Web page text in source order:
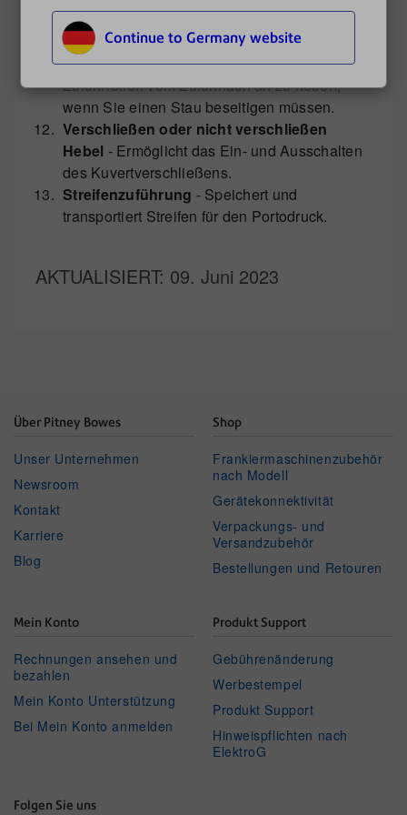
Continue to Germany website
die Befeuchterflasche und den Freigabehebel
der Zuführung. Sie können diesen
Entriegelungshebel verwenden, um die
Zuführrollen vom Zufuhrfach an zu heben,
wenn Sie einen Stau beseitigen müssen.
Verschließen oder nicht verschließen
Hebel - Ermöglicht das Ein- und Ausschalten
des Kuvertverschließens.
Streifenzuführung - Speichert und
transportiert Streifen für den Portodruck.
AKTUALISIERT: 09. Juni 2023
Über Pitney Bowes
Unser Unternehmen
Newsroom
Kontakt
Karriere
Blog
Shop
Frankiermaschinenzubehör
nach Modell
Gerätekonnektivität
Verpackungs- und
Versandzubehör
Bestellungen und Retouren
Mein Konto
Rechnungen ansehen und
bezahlen
Mein Konto Unterstützung
Bei Mein Konto anmelden
Produkt Support
Gebührenänderung
Werbestempel
Produkt Support
Hinweispflichten nach
ElektroG
Folgen Sie uns